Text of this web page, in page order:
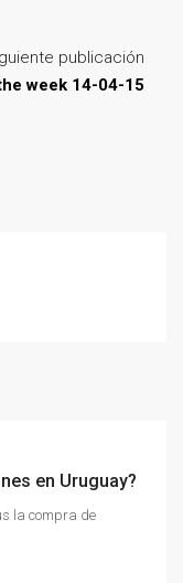
publicación
week 14-04-15
en Uruguay?
la compra de